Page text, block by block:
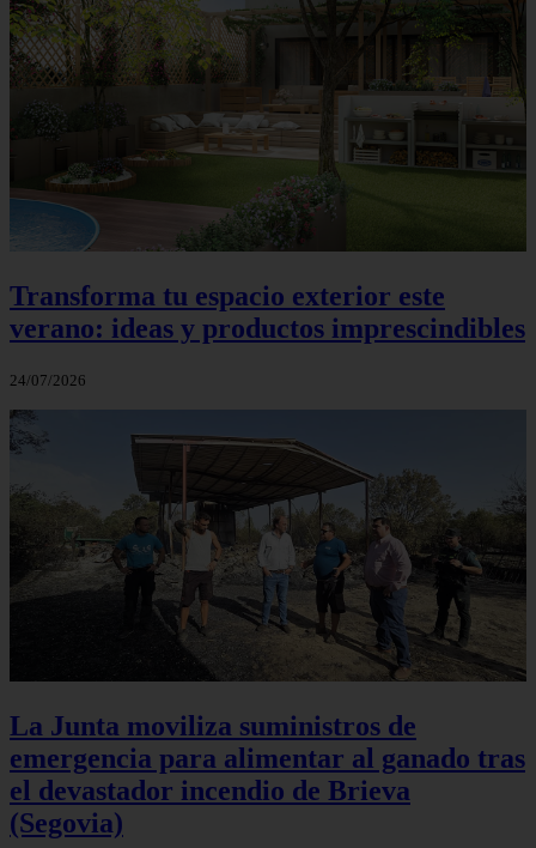
Transforma tu espacio exterior este
verano: ideas y productos imprescindibles
24/07/2026
La Junta moviliza suministros de
emergencia para alimentar al ganado tras
el devastador incendio de Brieva
(Segovia)